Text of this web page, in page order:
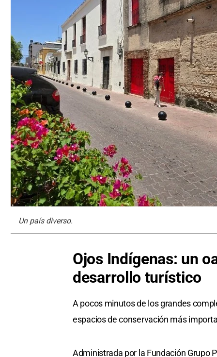
Un país diverso.
Ojos Indígenas: un
desarrollo turístico
A pocos minutos de los grandes
espacios de conservación más
Administrada por la Fundación Grupo